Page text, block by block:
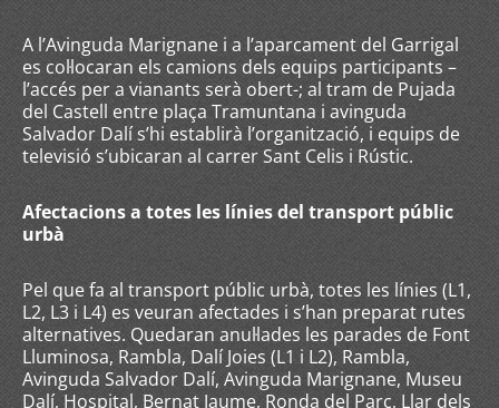
A l’Avinguda Marignane i a l’aparcament del Garrigal
es col·locaran els camions dels equips participants –
l’accés per a vianants serà obert-; al tram de Pujada
del Castell entre plaça Tramuntana i avinguda
Salvador Dalí s’hi establirà l’organització, i equips de
televisió s’ubicaran al carrer Sant Celis i Rústic.
Afectacions a totes les línies del transport públic
urbà
Pel que fa al transport públic urbà, totes les línies (L1,
L2, L3 i L4) es veuran afectades i s’han preparat rutes
alternatives. Quedaran anul·lades les parades de Font
Lluminosa, Rambla, Dalí Joies (L1 i L2), Rambla,
Avinguda Salvador Dalí, Avinguda Marignane, Museu
Dalí, Hospital, Bernat Jaume, Ronda del Parc, Llar dels